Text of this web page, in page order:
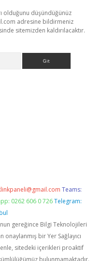
olduğunu düşündüğünüz
adresine bildirmeniz
sitemizden kaldırılacaktır.
Teams:
0262 606 0 726 Telegram:
gereğince Bilgi Teknolojileri
bir Yer Sağlayıcı
sitedeki içerikleri proaktif
bulunmamaktadır.